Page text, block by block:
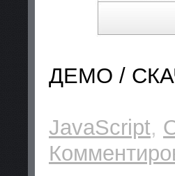
ДЕМО /
JavaScript,